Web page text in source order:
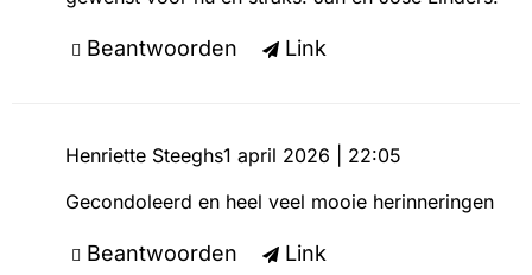
Beantwoorden Link
Henriette Steeghs1 april 2026 | 22:05
Gecondoleerd en heel veel mooie herinneringen
Beantwoorden Link